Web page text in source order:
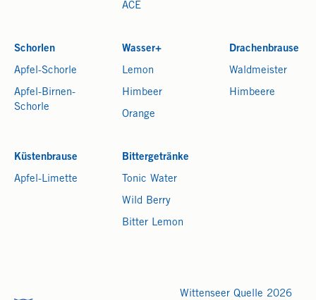
ACE
Schorlen
Apfel-Schorle
Apfel-Birnen-
Schorle
Wasser+
Lemon
Himbeer
Orange
Drachenbrause
Waldmeister
Himbeere
Küstenbrause
Apfel-Limette
Bittergetränke
Tonic Water
Wild Berry
Bitter Lemon
Wittenseer Quelle 2026